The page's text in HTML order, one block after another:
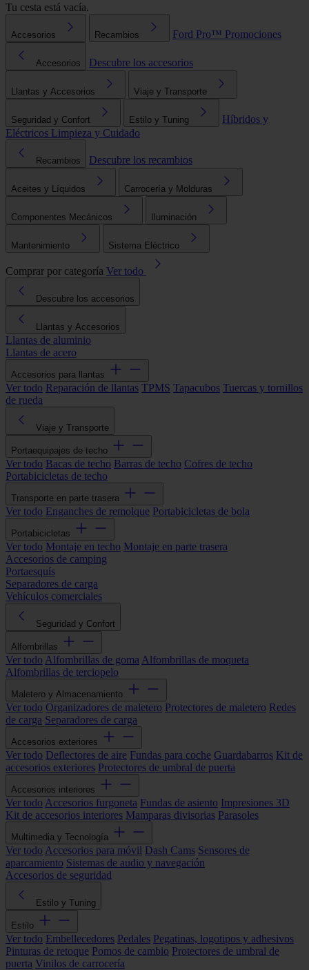
Tu cesta está vacía.
Accesorios Recambios Ford Pro™ Promociones
Accesorios Descubre los accesorios
Llantas y Accesorios Viaje y Transporte
Seguridad y Confort Estilo y Tuning
Híbridos y
Eléctricos Limpieza y Cuidado
Recambios Descubre los recambios
Aceites y Líquidos Carrocería y Molduras
Componentes Mecánicos Iluminación
Mantenimiento Sistema Eléctrico
Comprar por categoría Ver todo
Descubre los accesorios
Llantas y Accesorios
Llantas de aluminio
Llantas de acero
Accesorios para llantas
Ver todo Reparación de llantas TPMS Tapacubos Tuercas y tornillos
de rueda
Viaje y Transporte
Portaequipajes de techo
Ver todo Bacas de techo Barras de techo Cofres de techo
Portabicicletas de techo
Transporte en parte trasera
Ver todo Enganches de remolque Portabicicletas de bola
Portabicicletas
Ver todo Montaje en techo Montaje en parte trasera
Accesorios de camping
Portaesquís
Separadores de carga
Vehículos comerciales
Seguridad y Confort
Alfombrillas
Ver todo Alfombrillas de goma Alfombrillas de moqueta
Alfombrillas de terciopelo
Maletero y Almacenamiento
Ver todo Organizadores de maletero Protectores de maletero Redes
de carga Separadores de carga
Accesorios exteriores
Ver todo Deflectores de aire Fundas para coche Guardabarros Kit de
accesorios exteriores Protectores de umbral de puerta
Accesorios interiores
Ver todo Accesorios furgoneta Fundas de asiento Impresiones 3D
Kit de accesorios interiores Mamparas divisorias Parasoles
Multimedia y Tecnología
Ver todo Accesorios para móvil Dash Cams Sensores de
aparcamiento Sistemas de audio y navegación
Accesorios de seguridad
Estilo y Tuning
Estilo
Ver todo Embellecedores Pedales Pegatinas, logotipos y adhesivos
Pinturas de retoque Pomos de cambio Protectores de umbral de
puerta Vinilos de carrocería